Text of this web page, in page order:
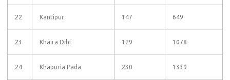
22 Kantipur 147 649
23 Khaira Dihi 129 1078
24 Khapuria Pada 230 1339